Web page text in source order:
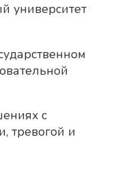
университет
с
тревогой и